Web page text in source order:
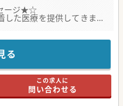
ージ★☆
した医療を提供してきまし
るので、電子カルテや書類
。
が診療に専念できるような
からも通いやすく、実際に
らっしゃいます。
常勤医師4名です。
る
この求人に
問い合わせる